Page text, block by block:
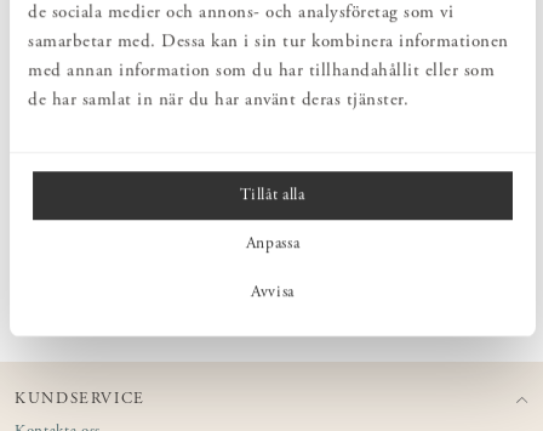
de sociala medier och annons- och analysföretag som vi
samarbetar med. Dessa kan i sin tur kombinera informationen
med annan information som du har tillhandahållit eller som
de har samlat in när du har använt deras tjänster.
Tillåt alla
Anpassa
Avvisa
Smidesljusstake i olika höjder från Hemslöjdsprodukter.
Ljusstakarna finns i flera olika höjder vilket gör att de passar lika
skyddar järnet från att rosta linoljebränns produkterna. Detta är ett
traditionellt sätt för ytbehandling av järn.
KUNDSERVICE